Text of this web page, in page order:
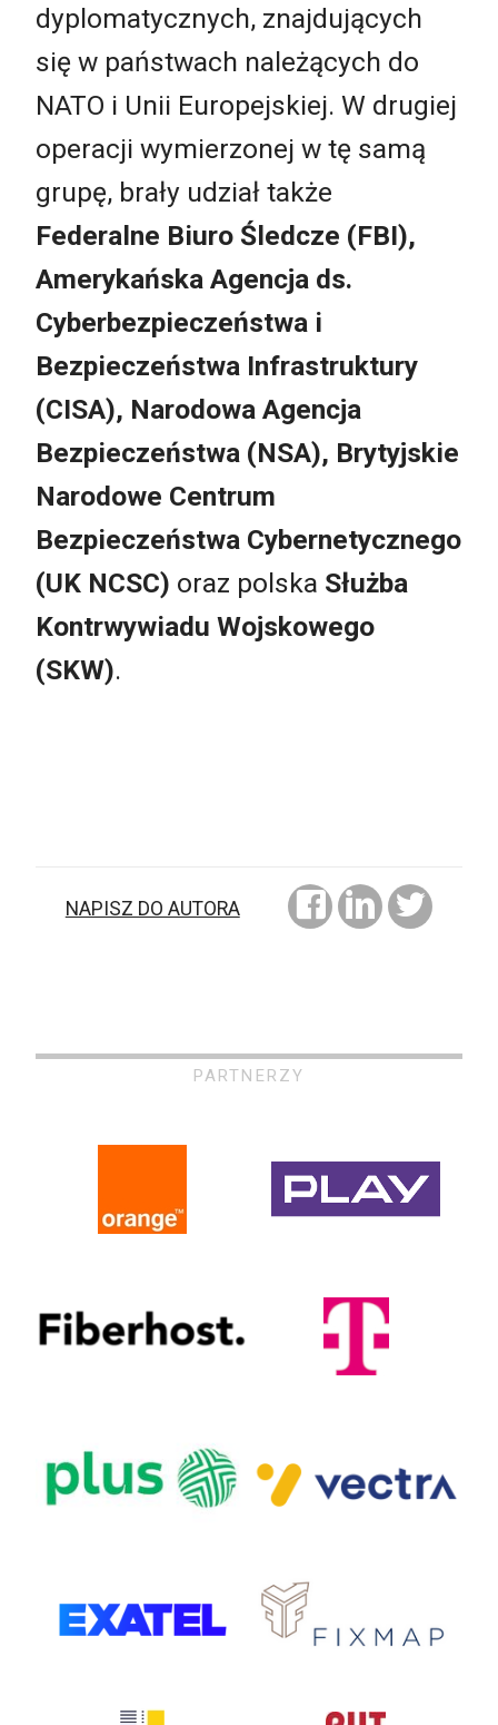
dyplomatycznych, znajdujących
się w państwach należących do
NATO i Unii Europejskiej. W drugiej
operacji wymierzonej w tę samą
grupę, brały udział także
Federalne Biuro Śledcze (FBI),
Amerykańska Agencja ds.
Cyberbezpieczeństwa i
Bezpieczeństwa Infrastruktury
(CISA), Narodowa Agencja
Bezpieczeństwa (NSA), Brytyjskie
Narodowe Centrum
Bezpieczeństwa Cybernetycznego
(UK NCSC) oraz polska Służba
Kontrwywiadu Wojskowego
(SKW).
NAPISZ DO AUTORA
PARTNERZY